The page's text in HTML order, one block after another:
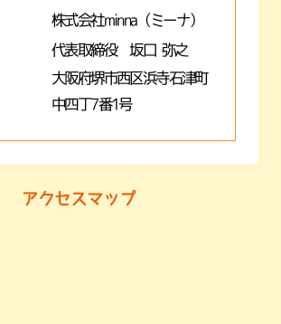
株式会社minna（ミーナ）
代表取締役 坂口 弥之
大阪府堺市西区浜寺石津町
中四丁7番1号
アクセスマップ